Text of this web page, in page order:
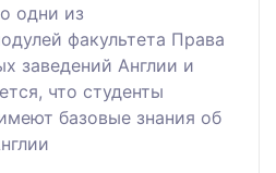
одни из
факультета Права
заведений Англии и
что студенты
базовые знания об